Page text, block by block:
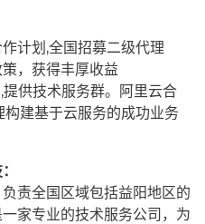
计划,全国招募二级代理
，获得丰厚收益
供技术服务群。阿里云合
建基于云服务的成功业务
责全国区域包括益阳地区的
家专业的技术服务公司，为